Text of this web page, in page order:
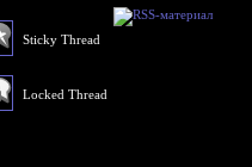
Sticky Thread
Locked Thread